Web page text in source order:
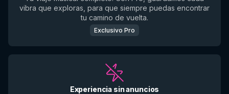
vibra que exploras, para que siempre puedas encontrar
tu camino de vuelta.
Exclusivo Pro
Experiencia sin anuncios